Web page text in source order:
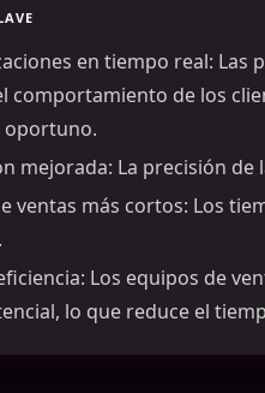
en tiempo real: Las
comportamiento de los
oportuno.
mejorada: La precisión de
ventas más cortos: Los
Los equipos de
lo que reduce el